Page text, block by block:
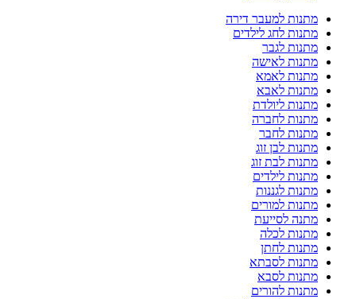
מתנות למעבר דירה
מתנות לחג לילדים
מתנות לגבר
מתנות לאישה
מתנות לאמא
מתנות לאבא
מתנות ליולדת
מתנות לחברה
מתנות לחבר
מתנות לבן זוג
מתנות לבת זוג
מתנות לילדים
מתנות לגננות
מתנות למורים
מתנה לסייעת
מתנות לכלה
מתנות לחתן
מתנות לסבתא
מתנות לסבא
מתנות להורים